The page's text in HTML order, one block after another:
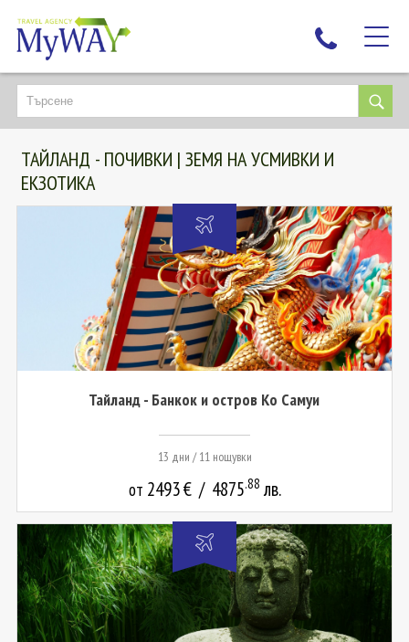
НАЙ-ТЪРСЕНИ
ДЕСТИНАЦИИ
ЕКЗОТИЧНИ ПОЧИВКИ
TAILOR MADE
ПЪТУВАЙТЕ С ДЕЦА
ТАЙЛАНД - ПОЧИВКИ | ЗЕМЯ НА УСМИВКИ И
ЕКЗОТИКА
Тайланд - Банкок и остров Ко Самуи
13 дни / 11 нощувки
от 2493€ / 4875.88 лв.